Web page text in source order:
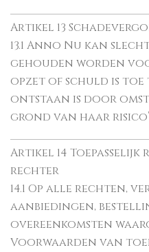
Artikel 13
13.1 Anno Nu kan
gehouden worden
opzet of schuld is toe
ontstaan is door
grond van haar
Artikel 14 Toepasselijk
rechter
14.1 Op alle rechten,
aanbiedingen,
overeenkomsten
Voorwaarden van